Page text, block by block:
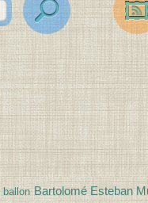
des
ballon Bartolomé Esteban